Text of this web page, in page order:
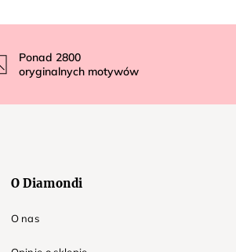
Ponad 2800
oryginalnych motywów
O Diamondi
O nas